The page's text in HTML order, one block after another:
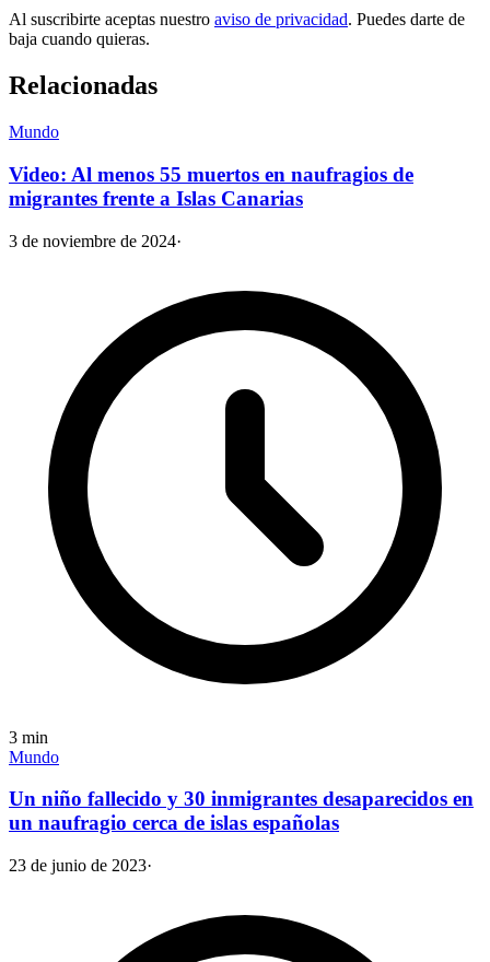
Al suscribirte aceptas nuestro aviso de privacidad. Puedes darte de
baja cuando quieras.
Relacionadas
Mundo
Video: Al menos 55 muertos en naufragios de
migrantes frente a Islas Canarias
3 de noviembre de 2024·
3 min
Mundo
Un niño fallecido y 30 inmigrantes desaparecidos en
un naufragio cerca de islas españolas
23 de junio de 2023·